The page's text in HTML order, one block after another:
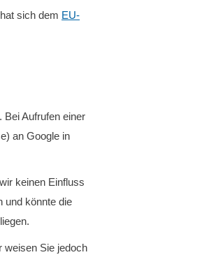
sich dem EU-
Aufrufen einer
an Google in
keinen Einfluss
und könnte die
weisen Sie jedoch